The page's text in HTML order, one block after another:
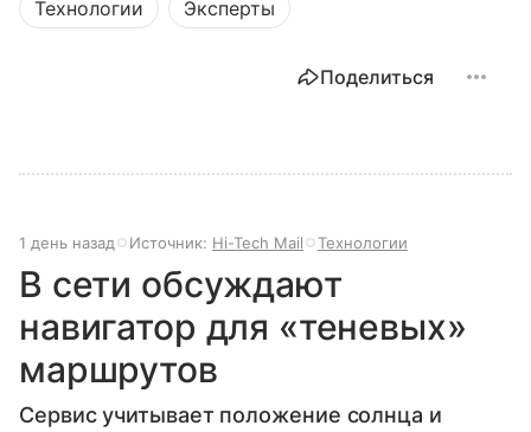
Технологии Эксперты
Поделиться
1 день назад Источник: Hi-Tech Mail Технологии
В сети обсуждают
навигатор для «теневых»
маршрутов
Сервис учитывает положение солнца и